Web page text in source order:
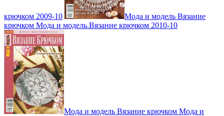
крючком 2009-10
Мода и модель Вязание
крючком Мода и модель.Вязание крючком 2010-10
Мода и модель Вязание крючком Мода и